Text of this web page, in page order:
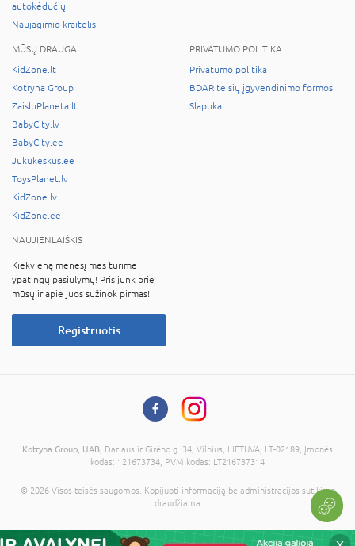
autokėdučių
Naujagimio kraitelis
MŪSŲ DRAUGAI
KidZone.lt
Kotryna Group
ZaisluPlaneta.lt
BabyCity.lv
BabyCity.ee
Jukukeskus.ee
ToysPlanet.lv
KidZone.lv
KidZone.ee
PRIVATUMO POLITIKA
Privatumo politika
BDAR teisių įgyvendinimo formos
Slapukai
NAUJIENLAIŠKIS
Kiekvieną mėnesį mes turime
ypatingų pasiūlymų! Prisijunk prie
mūsų ir apie juos sužinok pirmas!
Registruotis
Kotryna Group, UAB , Dariaus ir Girėno g. 34, Vilnius, LIETUVA, LT-02189, Įmonės
kodas: 121673734, PVM kodas: LT216737314
© 2026 Visos teisės saugomos. Kopijuoti informaciją be administracijos sutikimo
draudžiama